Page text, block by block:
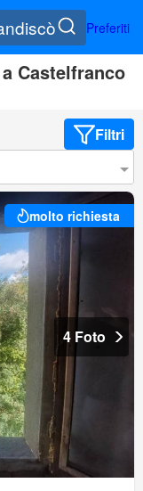
Preferiti
Castelfranco
Filtri
molto richiesta
4 Foto